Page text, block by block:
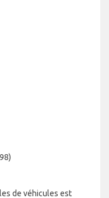
de véhicules est